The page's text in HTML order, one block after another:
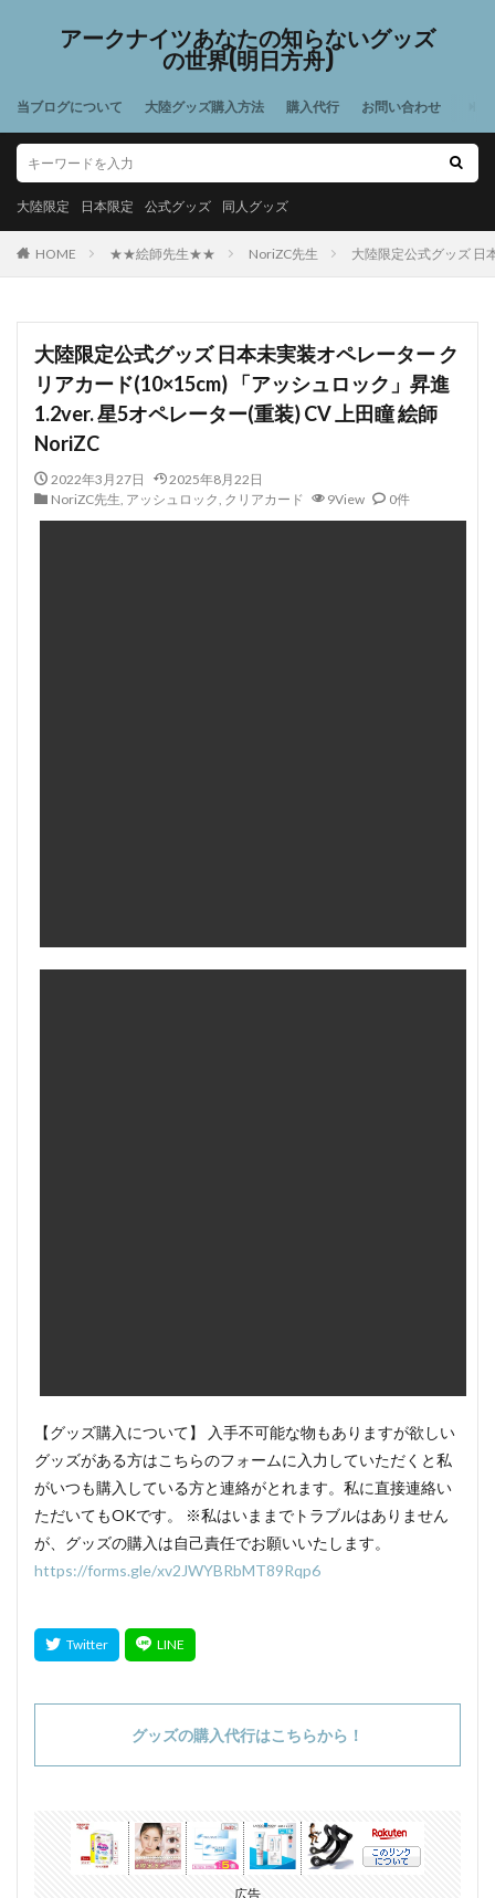
アークナイツあなたの知らないグッズ
の世界(明日方舟)
当ブログについて 大陸グッズ購入方法 購入代行 お問い合わせ
大陸限定 日本限定 公式グッズ 同人グッズ
HOME ★★絵師先生★★ NoriZC先生 大陸限定公式グッズ 日
大陸限定公式グッズ 日本未実装オペレーター ク
リアカード(10×15cm) 「アッシュロック」昇進
1.2ver. 星5オペレーター(重装) CV 上田瞳 絵師
NoriZC
2022年3月27日
2025年8月22日
NoriZC先生, アッシュロック, クリアカード 9View 0件
【グッズ購入について】 入手不可能な物もありますが欲しい
グッズがある方はこちらのフォームに入力していただくと私
がいつも購入している方と連絡がとれます。私に直接連絡い
ただいてもOKです。 ※私はいままでトラブルはありません
が、グッズの購入は自己責任でお願いいたします。
https://forms.gle/xv2JWYBRbMT89Rqp6
グッズの購入代行はこちらから！
広告